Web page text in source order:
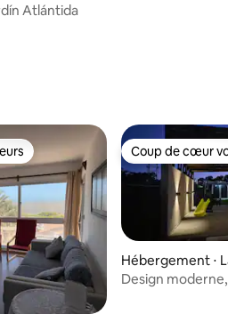
Atlántida
les plus appréciés Coup de cœur
Coup de cœur
Hébergement ⋅
Design